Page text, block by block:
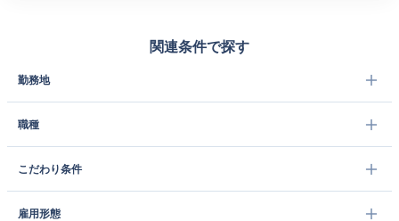
関連条件で探す
勤務地
職種
こだわり条件
雇用形態